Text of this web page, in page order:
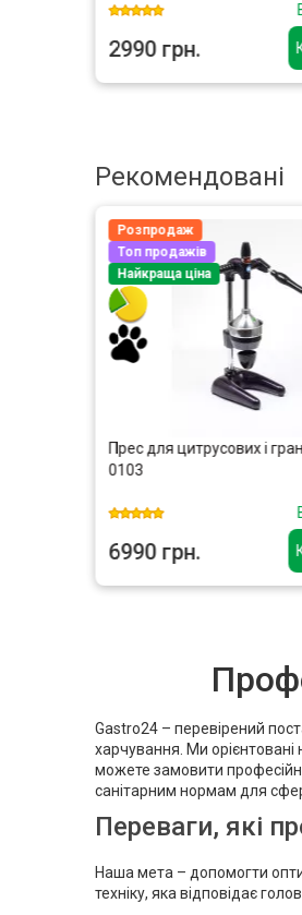
2990 грн.
Рекомендовані
Розпродаж
Топ продажів
Найкраща ціна
Прес для цитрусових і
0103
6990 грн.
Gastro24 – перевірений
харчування. Ми орієнтовані
можете замовити
санітарним нормам для
Переваги, які
Наша мета – допомогти
техніку, яка відповідає